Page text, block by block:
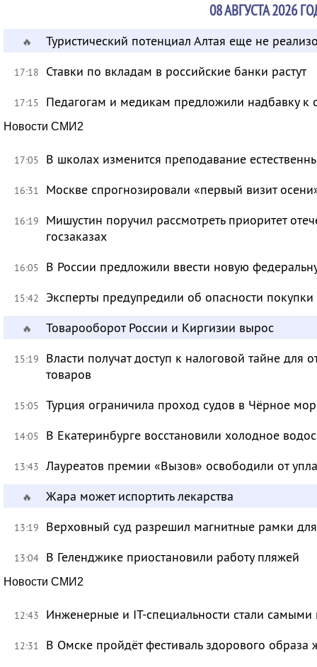
08 АВГУСТА 2026
🔥 Туристический потенциал Алтая еще не
17:18 Ставки по вкладам в российские банки растут
17:15 Педагогам и медикам предложили надбавку к
Новости СМИ2
17:05 В школах изменится преподавание
16:31 Москве спрогнозировали «первый визит
16:19
Мишустин поручил рассмотреть приоритет
госзаказах
16:05 В России предложили ввести новую
15:42 Эксперты предупредили об опасности
🔥 Товарооборот России и Киргизии вырос
15:19
Власти получат доступ к налоговой тайне для
товаров
15:05 Турция ограничила проход судов в Чёрное
14:05 В Екатеринбурге восстановили холодное
13:43 Лауреатов премии «Вызов» освободили от
🔥 Жара может испортить лекарства
13:19 Верховный суд разрешил магнитные рамки
13:04 В Геленджике приостановили работу пляжей
Новости СМИ2
12:43 Инженерные и IT-специальности стали
12:31 В Омске пройдёт фестиваль здорового